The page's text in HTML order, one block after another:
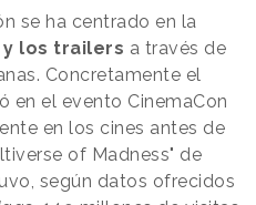
se ha centrado en la
los trailers a través de
Concretamente el
en el evento CinemaCon
en los cines antes de
of Madness" de
según datos ofrecidos